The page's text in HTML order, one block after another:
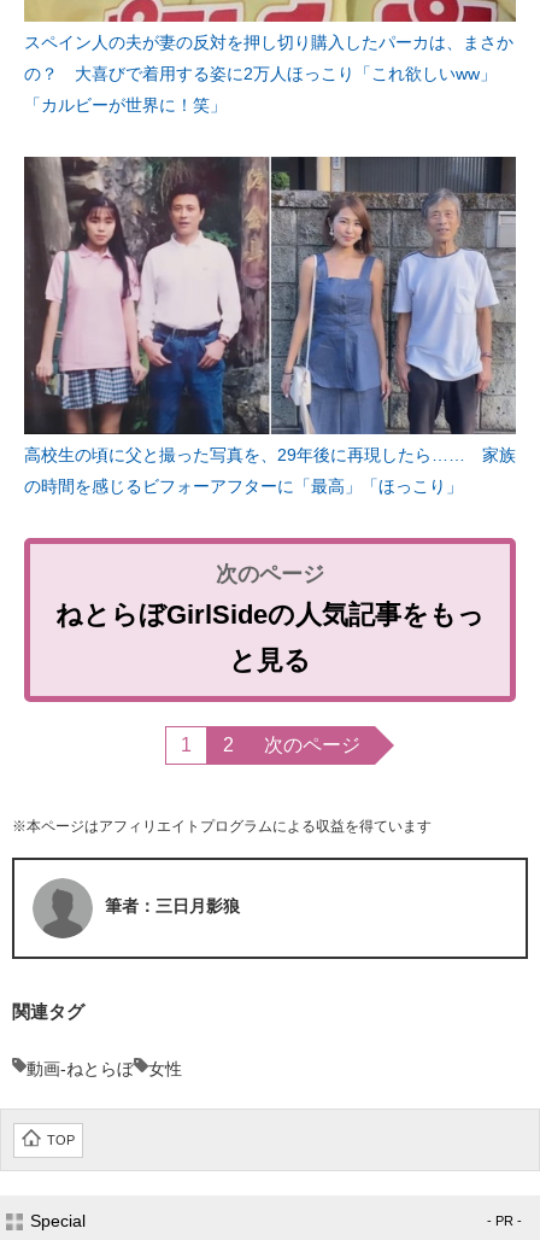
スペイン人の夫が妻の反対を押し切り購入したパーカは、まさか
の？ 大喜びで着用する姿に2万人ほっこり「これ欲しいww」
「カルビーが世界に！笑」
高校生の頃に父と撮った写真を、29年後に再現したら…… 家族
の時間を感じるビフォーアフターに「最高」「ほっこり」
ねとらぼGirlSideの人気記事をもっ
と見る
1 2 次のページ
※本ページはアフィリエイトプログラムによる収益を得ています
筆者：三日月影狼
関連タグ
動画-ねとらぼ 女性
TOP
Special - PR -